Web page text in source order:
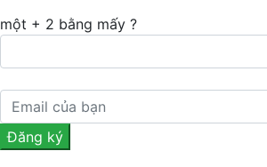
một + 2 bằng mấy ?